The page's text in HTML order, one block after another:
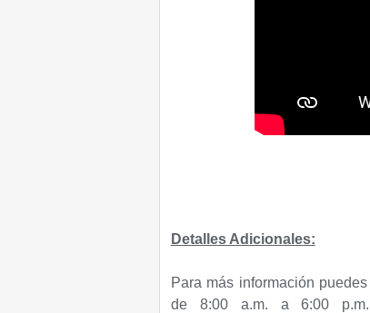
Detalles Adicionales:
Para más información
de 8:00 a.m. a 6:00